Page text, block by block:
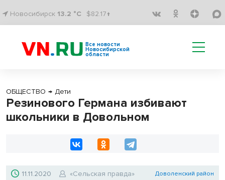
Новосибирск 13.2 °C $82.17↑
Все новости
Новосибирской
области
ОБЩЕСТВО → Дети
Резинового Германа избивают
школьники в Довольном
11.11.2020 «Сельская правда» Доволенский район